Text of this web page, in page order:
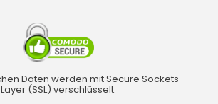
Daten werden mit Secure Sockets
Layer (SSL) verschlüsselt.